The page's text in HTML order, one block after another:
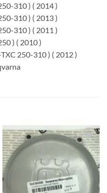
310 ) ( 2014 )
310 ) ( 2013 )
310 ) ( 2011 )
) ( 2010 )
250-310 ) ( 2012 )
Aggiungi
alla lista
dei
desideri